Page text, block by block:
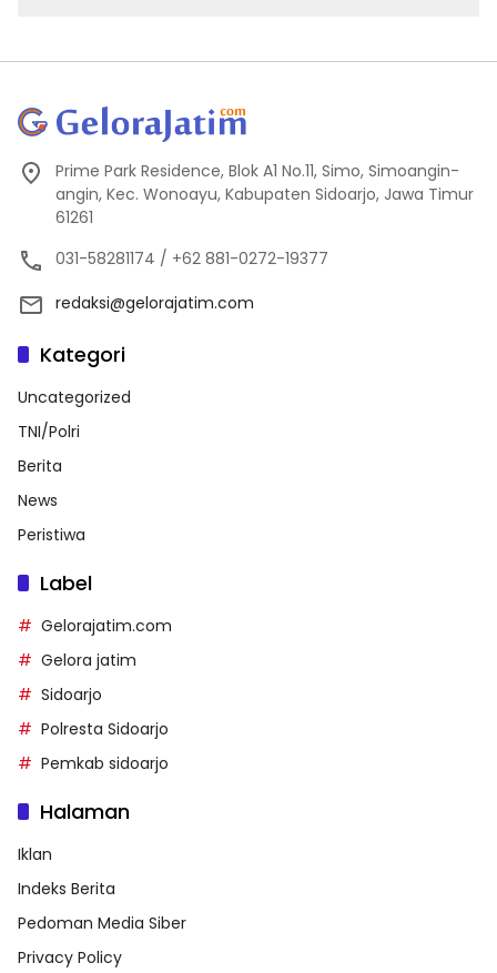
Prime Park Residence, Blok A1 No.11, Simo, Simoangin-
angin, Kec. Wonoayu, Kabupaten Sidoarjo, Jawa Timur
61261
031-58281174 / +62 881-0272-19377
redaksi@gelorajatim.com
Kategori
Uncategorized
TNI/Polri
Berita
News
Peristiwa
Label
Gelorajatim.com
Gelora jatim
Sidoarjo
Polresta Sidoarjo
Pemkab sidoarjo
Halaman
Iklan
Indeks Berita
Pedoman Media Siber
Privacy Policy